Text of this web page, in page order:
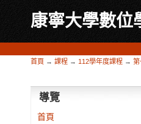
康寧大學數位
首頁 → 課程 → 112學年度課程 → 第
導覽
首頁